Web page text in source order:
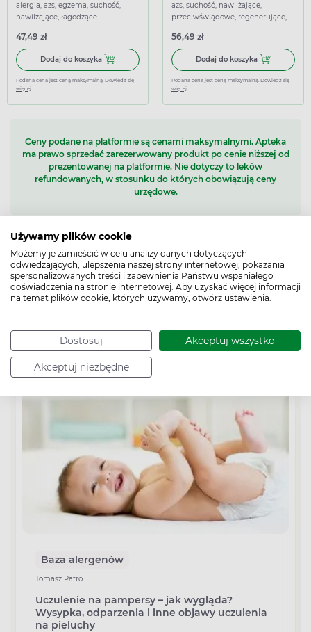
Używamy plików cookie
Możemy je zamieścić w celu analizy danych dotyczących
odwiedzających, ulepszenia naszej strony internetowej, pokazania
spersonalizowanych treści i zapewnienia Państwu wspaniałego
doświadczenia na stronie internetowej. Aby uzyskać więcej informacji
na temat plików cookie, których używamy, otwórz ustawienia.
Dostosuj Akceptuj wszystko
Akceptuj niezbędne
ciała, 75 ml
alergia, azs, egzema, suchość,
nawilżające, łagodzące
47,49 zł
Dodaj do koszyka Dodaj do koszyka Cutis mini derm Egzema, krem kojący
Podana cena jest ceną maksymalną. Dowiedz się
więcej
ml
azs, suchość, nawilżające,
przeciwświądowe, regenerujące,
56,49 zł
Dodaj do koszyka Dodaj do
Podana cena jest ceną maksymalną. Dowiedz się
więcej
Ceny podane na platformie są cenami maksymalnymi. Apteka
ma prawo sprzedać zarezerwowany produkt po cenie niższej od
prezentowanej na platformie. Nie dotyczy to leków
refundowanych, w stosunku do których obowiązują ceny
urzędowe.
1 - 36z 47 produktów
1 2
Sprawdź rekomendowane poradniki
Baza alergenów
Tomasz Patro
Uczulenie na pampersy – jak wygląda?
Wysypka, odparzenia i inne objawy uczulenia
na pieluchy